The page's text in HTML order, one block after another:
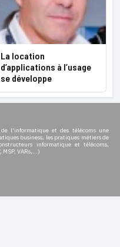
La location
d’applications à l’usage
se développe
de l'informatique et des télécoms une
business, les pratiques métiers de
informatique et télécoms,
VARs,...)